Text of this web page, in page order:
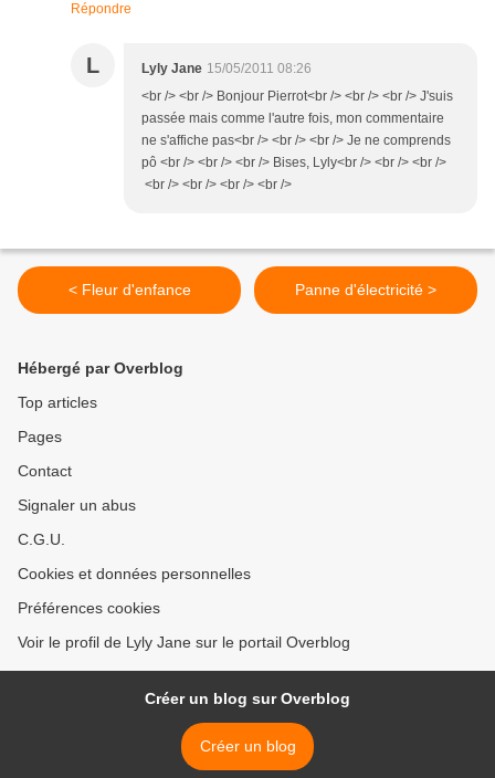
Répondre
L Lyly Jane 15/05/2011 08:26
<br /> <br /> Bonjour Pierrot<br /> <br /> <br /> J'suis
passée mais comme l'autre fois, mon commentaire
ne s'affiche pas<br /> <br /> <br /> Je ne comprends
pô <br /> <br /> <br /> Bises, Lyly<br /> <br /> <br />
<br /> <br /> <br /> <br />
< Fleur d'enfance Panne d'électricité >
Hébergé par Overblog
Top articles
Pages
Contact
Signaler un abus
C.G.U.
Cookies et données personnelles
Préférences cookies
Voir le profil de Lyly Jane sur le portail Overblog
Créer un blog sur Overblog
Créer un blog